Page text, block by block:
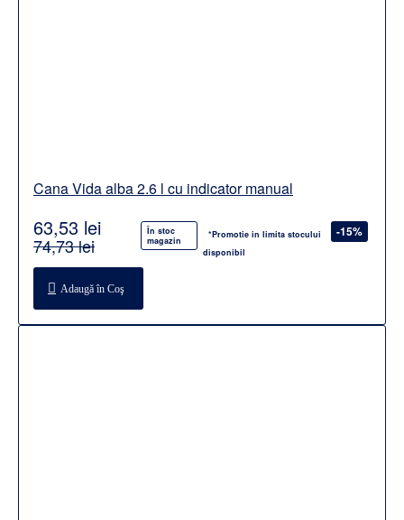
Cana Vida alba 2.6 l cu indicator manual
În stoc
magazin
*Promotie in limita stocului
disponibil
-15%
63,53 lei
74,73 lei
Adaugă în Coş